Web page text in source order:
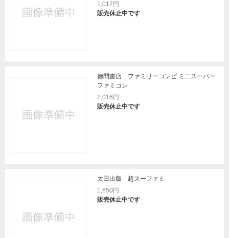
1,017円
販売休止中です
徳間書店 ファミリーコンピ ミニスーパー
ファミコン
2,016円
販売休止中です
太田出版 超スーファミ
1,650円
販売休止中です